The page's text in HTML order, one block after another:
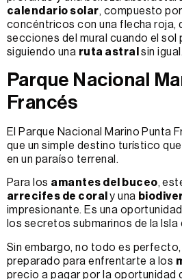
calendario solar, compuesto
concéntricos con una flecha roja,
secciones del mural cuando el sol
siguiendo una ruta astral sin igual.
Parque Nacional
Francés
El Parque Nacional Marino Punta
que un simple destino turístico
en un paraíso terrenal.
Para los amantes del buceo,
arrecifes de coraly una
impresionante. Es una
los secretos submarinos de la Isla
Sin embargo, no todo es
preparado para enfrentarte a los
precio a pagar por la oportunidad